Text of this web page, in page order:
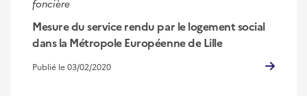
foncière
Mesure du service rendu par le logement social
dans la Métropole Européenne de Lille
Publié le 03/02/2020